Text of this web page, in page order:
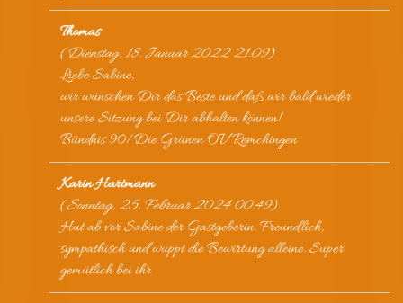
Thomas
(Dienstag, 18. Januar 2022 21:09)
Liebe Sabine,
wir wünschen Dir das Beste und daß wir bald wieder
unsere Sitzung bei Dir abhalten können!
Bündnis 90/Die Grünen OV Remchingen
Karin Hartmann
(Sonntag, 25. Februar 2024 00:49)
Hut ab vor Sabine der Gastgeberin. Freundlich,
sympathisch und wuppt die Bewirtung alleine. Super
gemütlich bei ihr